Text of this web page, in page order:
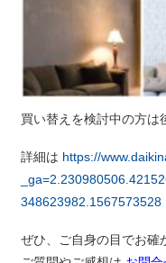
買い替えを検討中の方は
詳細は https://
348623982.1567573528
ぜひ、ご自身の目でお確